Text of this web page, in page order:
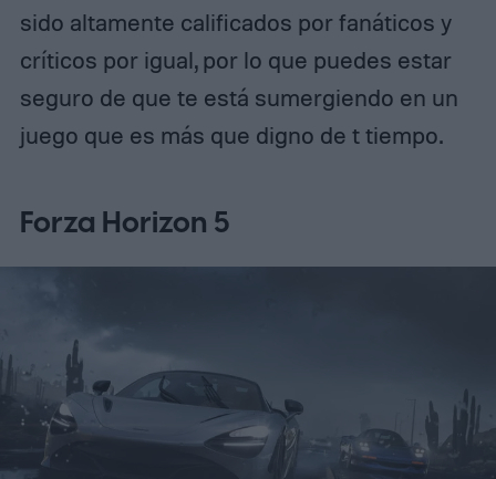
sido altamente calificados por fanáticos y
críticos por igual, por lo que puedes estar
seguro de que te está sumergiendo en un
juego que es más que digno de t tiempo.
Forza Horizon 5